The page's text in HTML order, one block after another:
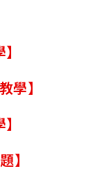
學】
】